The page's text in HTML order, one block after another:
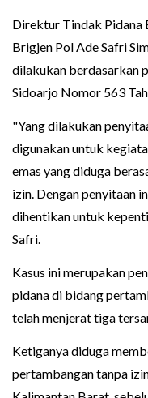
Direktur Tindak Pidana
Brigjen Pol Ade Safri
dilakukan berdasarkan
Sidoarjo Nomor 563
"Yang dilakukan
digunakan untuk
emas yang diduga
izin. Dengan penyitaan
dihentikan untuk
Safri.
Kasus ini merupakan
pidana di bidang
telah menjerat tiga
Ketiganya diduga
pertambangan tanpa